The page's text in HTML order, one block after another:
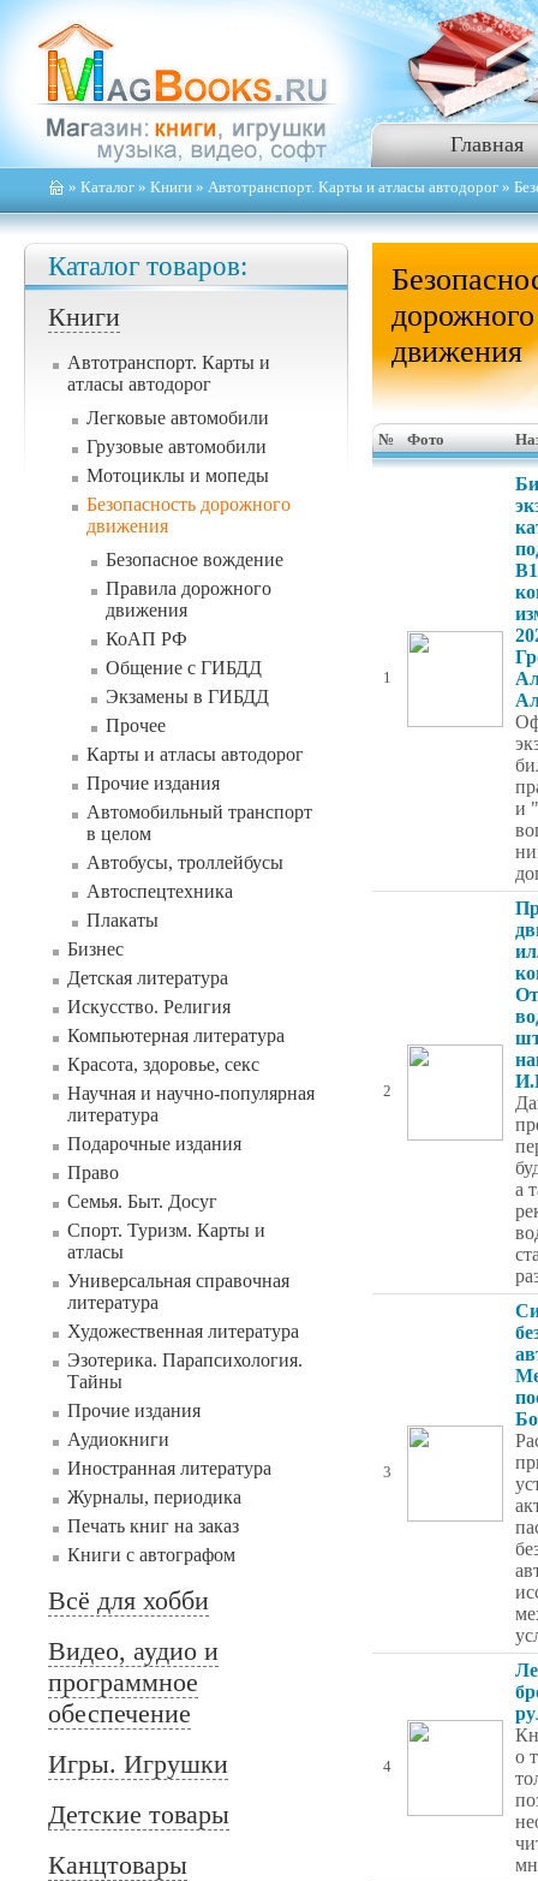
Главная
» Каталог » Книги » Автотранспорт. Карты и атласы автодорог »
Каталог товаров:
Книги
Автотранспорт. Карты и
атласы автодорог
Легковые автомобили
Грузовые автомобили
Мотоциклы и мопеды
Безопасность дорожного
движения
Безопасное вождение
Правила дорожного
движения
КоАП РФ
Общение с ГИБДД
Экзамены в ГИБДД
Прочее
Карты и атласы автодорог
Прочие издания
Автомобильный транспорт
в целом
Автобусы, троллейбусы
Автоспецтехника
Плакаты
Бизнес
Детская литература
Искусство. Религия
Компьютерная литература
Красота, здоровье, секс
Научная и научно-популярная
литература
Подарочные издания
Право
Семья. Быт. Досуг
Спорт. Туризм. Карты и
атласы
Универсальная справочная
литература
Художественная литература
Эзотерика. Парапсихология.
Тайны
Прочие издания
Аудиокниги
Иностранная литература
Журналы, периодика
Печать книг на заказ
Книги с автографом
Всё для хобби
Видео, аудио и
программное
обеспечение
Игры. Игрушки
Детские товары
Канцтовары
дорожного
движения
№ Фото
1
и
2
а
3
4
о